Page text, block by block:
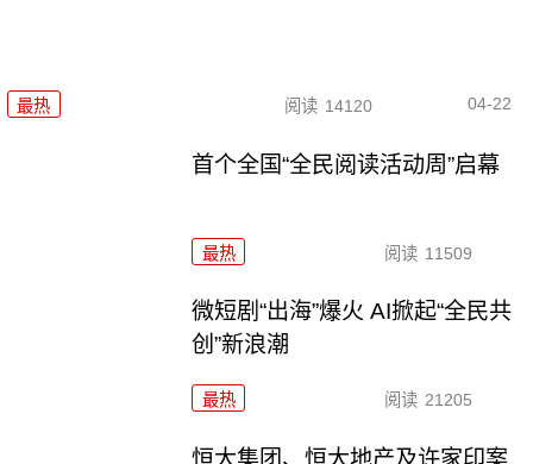
最热 阅读 14120 04-22
首个全国“全民阅读活动周”启幕
最热 阅读 11509
微短剧“出海”爆火 AI掀起“全民共
创”新浪潮
最热 阅读 21205